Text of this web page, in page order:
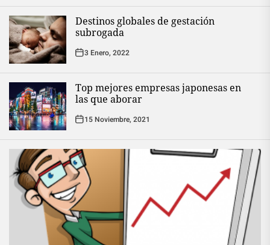
Destinos globales de gestación
subrogada
3 Enero, 2022
Top mejores empresas japonesas en
las que aborar
15 Noviembre, 2021